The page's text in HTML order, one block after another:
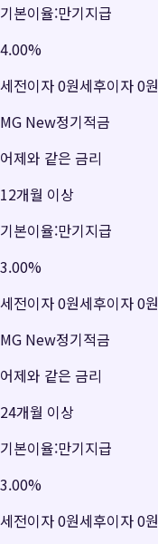
기본이율:만기지급
4.00%
세전이자0원세후이자0원
MG New정기적금
어제와 같은 금리
12개월 이상
기본이율:만기지급
3.00%
세전이자0원세후이자0원
MG New정기적금
어제와 같은 금리
24개월 이상
기본이율:만기지급
3.00%
세전이자0원세후이자0원